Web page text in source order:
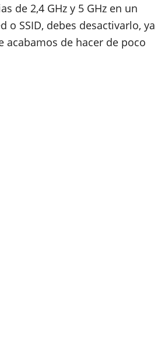
de 2,4 GHz y 5 GHz en un
o SSID, debes desactivarlo, ya
acabamos de hacer de poco